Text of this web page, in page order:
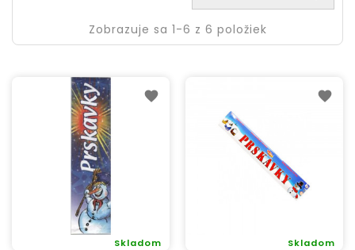
Zobrazuje sa 1-6 z 6 položiek
Skladom Skladom